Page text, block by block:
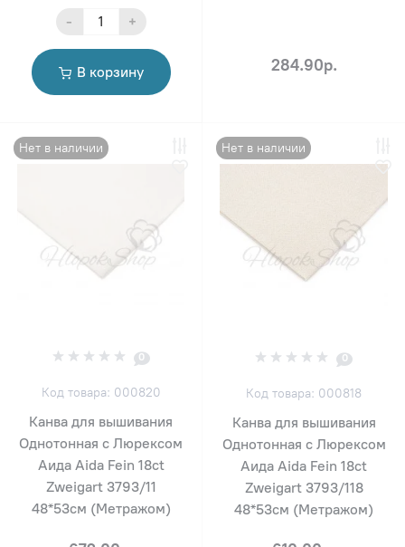
- +
В корзину 284.90р.
Нет в наличии
0
Код товара: 000820
Канва для вышивания
Однотонная с Люрексом
Аида Aida Fein 18ct
Zweigart 3793/11
48*53см (Метражом)
Нет в наличии
0
Код товара: 000818
Канва для вышивания
Однотонная с Люрексом
Аида Aida Fein 18ct
Zweigart 3793/118
48*53см (Метражом)